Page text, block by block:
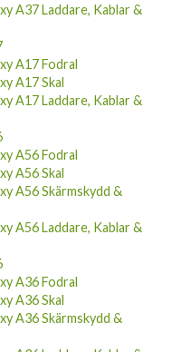
A37 Laddare, Kablar &
A17 Fodral
A17 Skal
A17 Laddare, Kablar &
A56 Fodral
A56 Skal
A56 Skärmskydd &
A56 Laddare, Kablar &
A36 Fodral
A36 Skal
A36 Skärmskydd &